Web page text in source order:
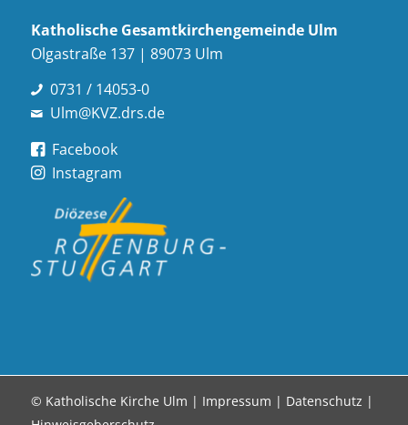
Katholische Gesamt­kirchen­gemeinde Ulm
Olgastraße 137 | 89073 Ulm
0731 / 14053-0
Ulm@KVZ.drs.de
Facebook
Instagram
© Katholische Kirche Ulm | Impressum | Datenschutz |